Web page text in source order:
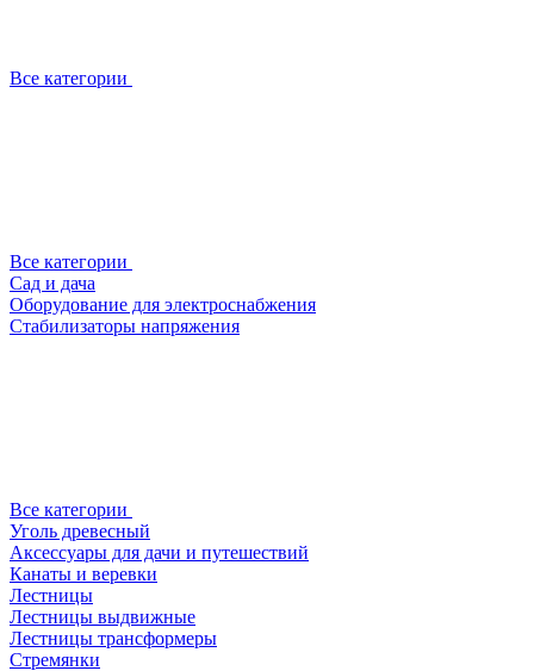
Все категории
Все категории
Сад и дача
Оборудование для электроснабжения
Стабилизаторы напряжения
Все категории
Уголь древесный
Аксессуары для дачи и путешествий
Канаты и веревки
Лестницы
Лестницы выдвижные
Лестницы трансформеры
Стремянки